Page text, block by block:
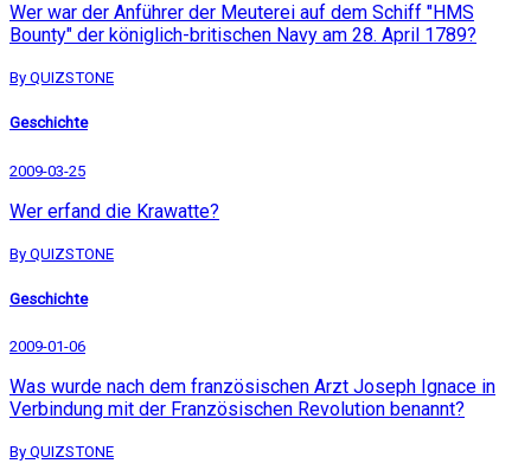
Wer war der Anführer der Meuterei auf dem Schiff "HMS
Bounty" der königlich-britischen Navy am 28. April 1789?
By QUIZSTONE
Geschichte
2009-03-25
Wer erfand die Krawatte?
By QUIZSTONE
Geschichte
2009-01-06
Was wurde nach dem französischen Arzt Joseph Ignace in
Verbindung mit der Französischen Revolution benannt?
By QUIZSTONE